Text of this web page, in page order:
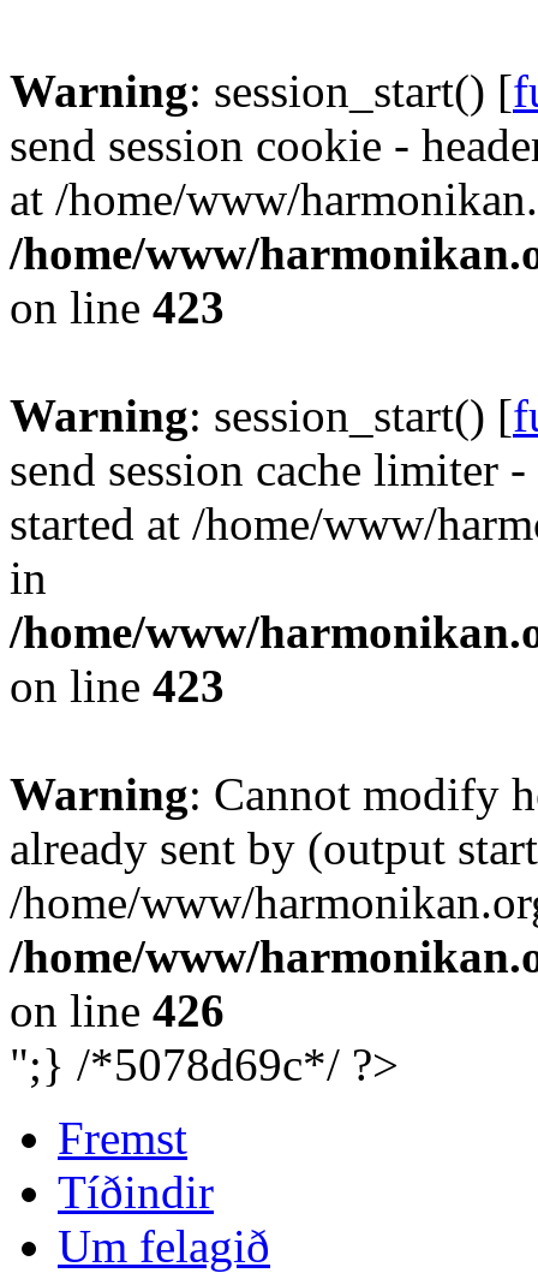
Warning: session_start() [
send session cookie -
at /home/www/
/home/www/
on line 423
Warning: session_start() [
send session cache limiter
started at /home/www/
in
/home/www/
on line 423
Warning: Cannot modify
already sent by (output
/home/www/
/home/www/
on line 426
";} /*5078d69c*/ ?>
Fremst
Tíðindir
Um felagið